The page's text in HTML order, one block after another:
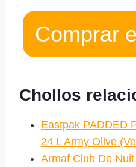
Comprar
Chollos
Eastpak PADDED
24 L Army Olive
Armaf Club De